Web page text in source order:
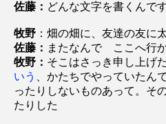
佐藤： どんな文字を書くんで
牧野 ：畑の畑に、友達の友に
佐藤： またなんで ここへ行
牧野： そこはさっき申し上げ
いう
、かたちでやっていたん
ったりしないものあって。そ
たりした